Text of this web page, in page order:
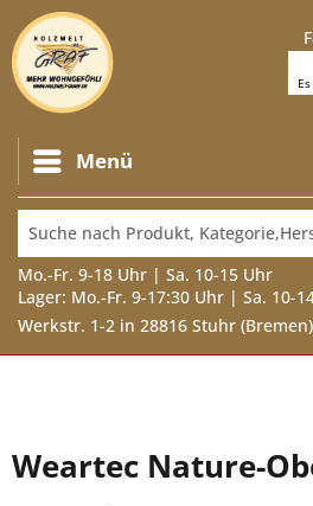
Menü
Mo.-Fr. 9-18 Uhr | Sa. 10-15 Uhr
Lager: Mo.-Fr. 9-17:30 Uhr | Sa. 10-
Werkstr. 1-2 in 28816 Stuhr (Bremen)
Weartec Nature-